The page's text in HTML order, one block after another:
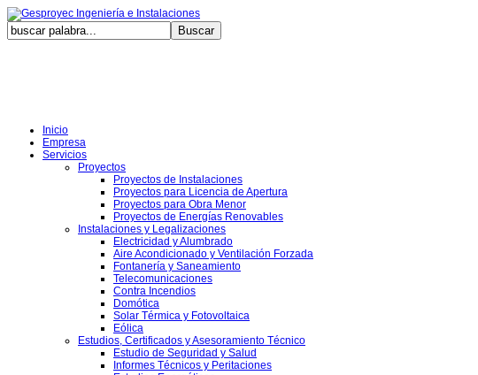
Inicio
Empresa
Servicios
Proyectos
Proyectos de Instalaciones
Proyectos para Licencia de Apertura
Proyectos para Obra Menor
Proyectos de Energías Renovables
Instalaciones y Legalizaciones
Electricidad y Alumbrado
Aire Acondicionado y Ventilación Forzada
Fontanería y Saneamiento
Telecomunicaciones
Contra Incendios
Domótica
Solar Térmica y Fotovoltaica
Eólica
Estudios, Certificados y Asesoramiento Técnico
Estudio de Seguridad y Salud
Informes Técnicos y Peritaciones